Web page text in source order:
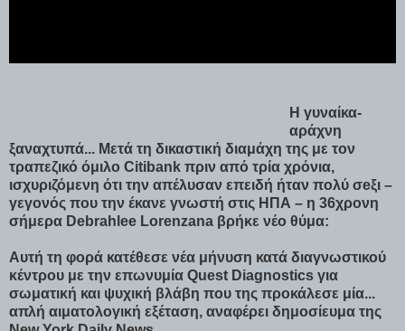
Η γυναίκα-
αράχνη
ξαναχτυπά... Μετά τη δικαστική διαμάχη της με τον
τραπεζικό όμιλο Citibank πριν από τρία χρόνια,
ισχυριζόμενη ότι την απέλυσαν επειδή ήταν πολύ σeξι –
γεγονός που την έκανε γνωστή στις ΗΠΑ – η 36χρονη
σήμερα Debrahlee Lorenzana βρήκε νέο θύμα:
Αυτή τη φορά κατέθεσε νέα μήνυση κατά διαγνωστικού
κέντρου με την επωνυμία Quest Diagnostics για
σωματική και ψυχική βλάβη που της προκάλεσε μία...
απλή αιματολογική εξέταση, αναφέρει δημοσίευμα της